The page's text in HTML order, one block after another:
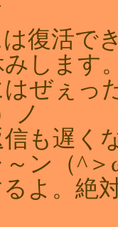
は復活で
します
ぜぇっ
ノ
も遅く
ン（^
よ。絶